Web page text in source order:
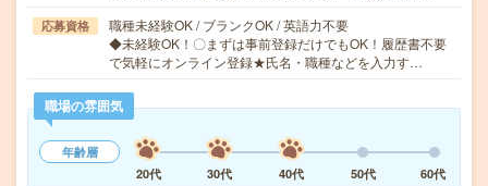
応募資格
職種未経験OK / ブランクOK / 英語力不要
◆未経験OK！〇まずは事前登録だけでもOK！履歴書不要
で気軽にオンライン登録★氏名・職種などを入力す…
職場の雰囲気
年齢層
20代
30代 40代 50代 60代